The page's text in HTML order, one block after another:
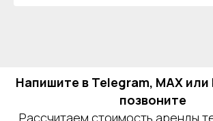
Напишите в Telegram, MAX
позвоните
Рассчитаем стоимость аренды
+7
Я даю согласие на обработку моих